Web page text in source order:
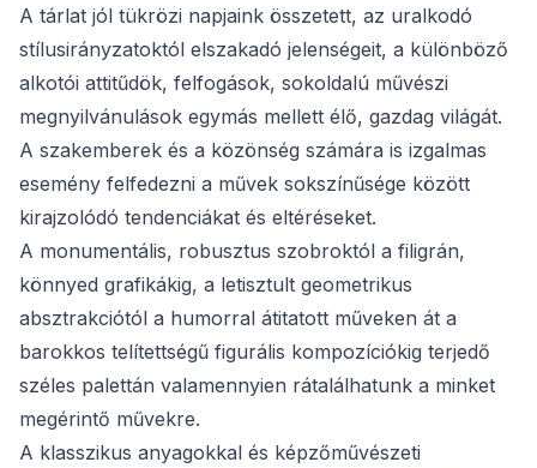
A tárlat jól tükrözi napjaink összetett, az uralkodó
stílusirányzatoktól elszakadó jelenségeit, a különböző
alkotói attitűdök, felfogások, sokoldalú művészi
megnyilvánulások egymás mellett élő, gazdag világát.
A szakemberek és a közönség számára is izgalmas
esemény felfedezni a művek sokszínűsége között
kirajzolódó tendenciákat és eltéréseket.
A monumentális, robusztus szobroktól a filigrán,
könnyed grafikákig, a letisztult geometrikus
absztrakciótól a humorral átitatott műveken át a
barokkos telítettségű figurális kompozíciókig terjedő
széles palettán valamennyien rátalálhatunk a minket
megérintő művekre.
A klasszikus anyagokkal és képzőművészeti